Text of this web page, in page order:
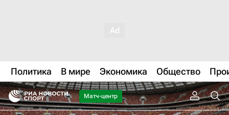
Политика В мире Экономика Общество
Матч-центр